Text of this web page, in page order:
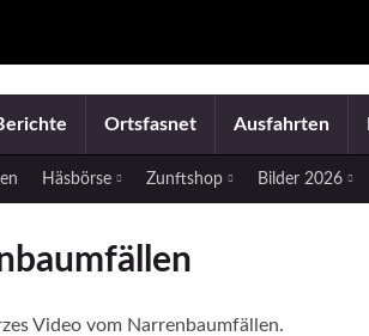
Ortsfasnet Ausfahrten
Häsbörse Zunftshop Bilder 2026
Video vom Narrenbaumfällen.